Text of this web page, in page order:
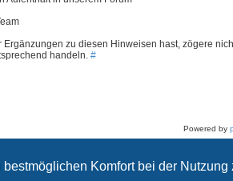
Komfort bei der Nutzung
Ergänzungen zu diesen Hinweisen hast, zögere
handeln. #
Powered by